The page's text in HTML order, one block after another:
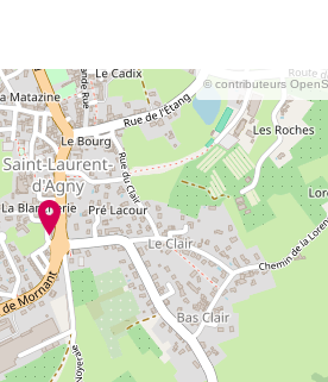
© contributeurs